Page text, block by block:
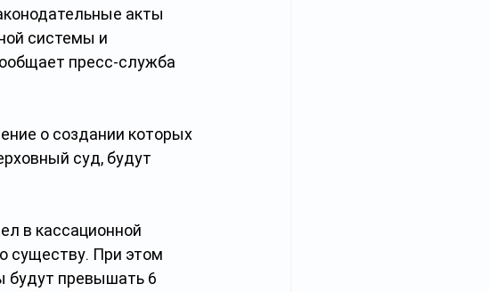
акты
системы и
пресс-служба
о создании которых
суд, будут
в кассационной
существу. При этом
будут превышать 6